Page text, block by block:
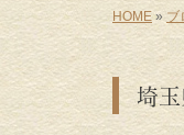
HOME» ブ
埼